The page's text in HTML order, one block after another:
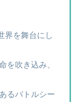
界を舞台にし
を吹き込み、
るバトルシー